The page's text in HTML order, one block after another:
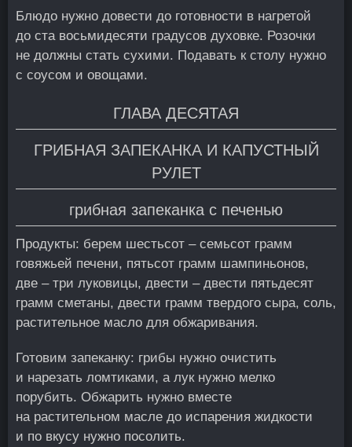
Блюдо нужно довести до готовности в нагретой
до ста восьмидесяти градусов духовке. Розочки
не должны стать сухими. Подавать к столу нужно
с соусом и овощами.
ГЛАВА ДЕСЯТАЯ
ГРИБНАЯ ЗАПЕКАНКА И КАПУСТНЫЙ
РУЛЕТ
грибная запеканка с печенью
Продукты: берем шестьсот – семьсот грамм
говяжьей печени, пятьсот грамм шампиньонов,
две – три луковицы, двести – двести пятьдесят
грамм сметаны, двести грамм твердого сыра, соль,
растительное масло для обжаривания.
Готовим запеканку: грибы нужно очистить
и нарезать ломтиками, а лук нужно мелко
порубить. Обжарить нужно вместе
на растительном масле до испарения жидкости
и по вкусу нужно посолить.